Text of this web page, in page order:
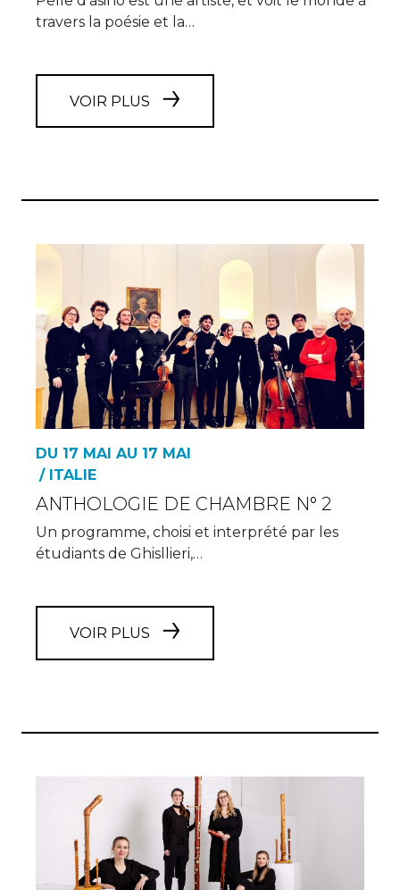
travers la poésie et la…
VOIR PLUS
DU 17 MAI AU 17 MAI
/ ITALIE
ANTHOLOGIE DE CHAMBRE N° 2
Un programme, choisi et interprété par les
étudiants de Ghisllieri,…
VOIR PLUS